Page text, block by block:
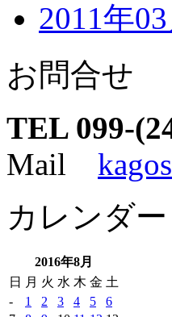
2011年03
お問合せ
TEL 099-
Mail
カレンダー
2016年8月
日
月 火 水 木 金 土
-
1 2 3 4 5
6